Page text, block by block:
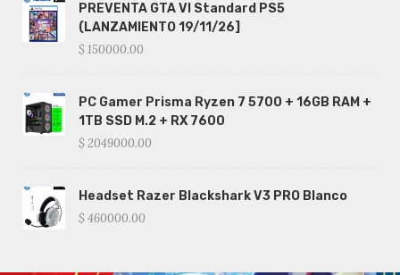
PREVENTA GTA VI Standard PS5
(LANZAMIENTO 19/11/26]
$ 150000.00
PC Gamer Prisma Ryzen 7 5700 + 16GB RAM +
1TB SSD M.2 + RX 7600
$ 2049000.00
Headset Razer Blackshark V3 PRO Blanco
$ 460000.00